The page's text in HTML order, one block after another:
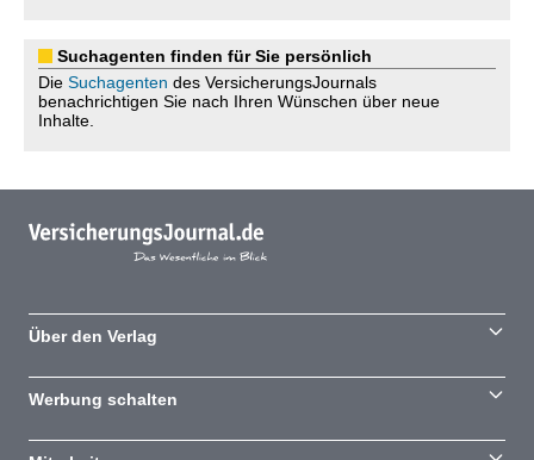
Suchagenten finden für Sie persönlich
Die Suchagenten des VersicherungsJournals
benachrichtigen Sie nach Ihren Wünschen über neue
Inhalte.
Über den Verlag
Werbung schalten